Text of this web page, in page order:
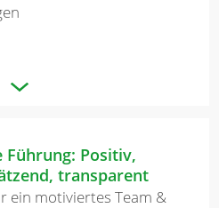
Führung: Positiv,
transparent
ein motiviertes Team &